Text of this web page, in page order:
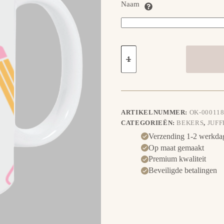
Naam
Beker
voor
of
aantal
ARTIKELNUMMER: OK-
CATEGORIEËN:BEKERS,
Verzending 1-2
Op maat gemaakt
Premium kwaliteit
Beveiligde betalingen